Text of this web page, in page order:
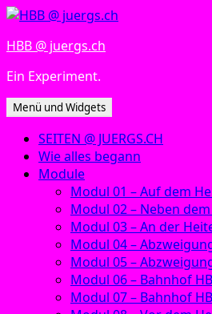
Zum
springen
HBB @ juergs.ch
Ein Experiment.
Menü und Widgets
SEITEN @ JUERGS.CH
Wie alles begann
Module
Modul 01 – Auf dem
Modul 02 – Neben
Modul 03 – An der
Modul 04 –
Modul 05 –
Modul 06 – Bahnhof
Modul 07 – Bahnhof